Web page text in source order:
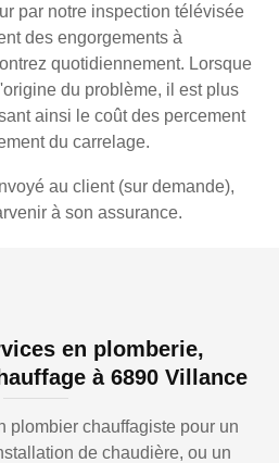
par notre inspection télévisée
des engorgements à
quotidiennement. Lorsque
du problème, il est plus
ainsi le coût des percement
du carrelage.
au client (sur demande),
à son assurance.
en plomberie,
à 6890 Villance
plombier chauffagiste pour un
de chaudière, ou un